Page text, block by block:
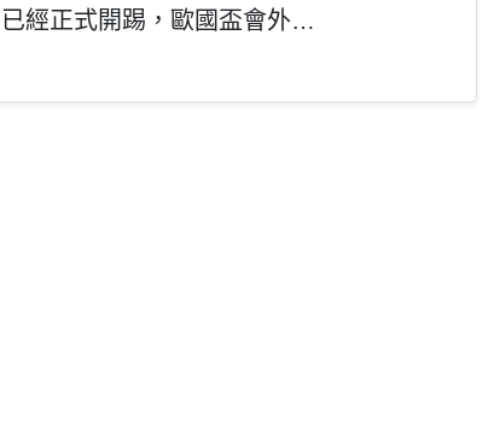
已經正式開踢，歐國盃會外…